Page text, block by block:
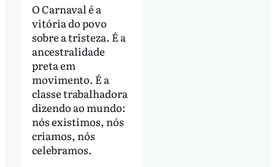
O Carnaval é a
vitória do povo
sobre a tristeza. É a
ancestralidade
preta em
movimento. É a
classe trabalhadora
dizendo ao mundo:
nós existimos, nós
criamos, nós
celebramos.